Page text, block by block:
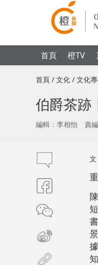
首頁 橙TV
首頁 / 文化 / 文化
伯爵茶跡
編輯：李相怡 責